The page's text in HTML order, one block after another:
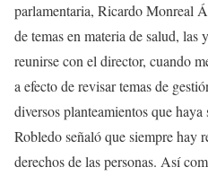
parlamentaria, Ricardo Monreal
de temas en materia de salud, las
reunirse con el director, cuando
a efecto de revisar temas de
diversos planteamientos que
Robledo señaló que siempre hay
derechos de las personas. Así